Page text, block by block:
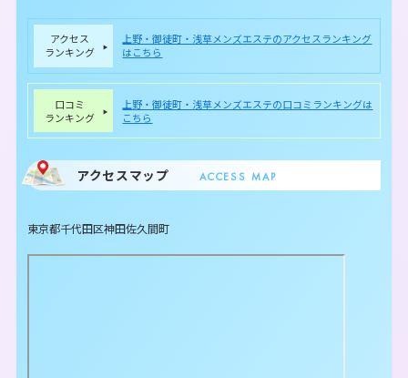
アクセス
ランキング
上野・御徒町・浅草メンズエステのアクセスランキング
はこちら
口コミ
ランキング
上野・御徒町・浅草メンズエステの口コミランキングは
こちら
アクセスマップ ACCESS MAP
東京都千代田区神田佐久間町